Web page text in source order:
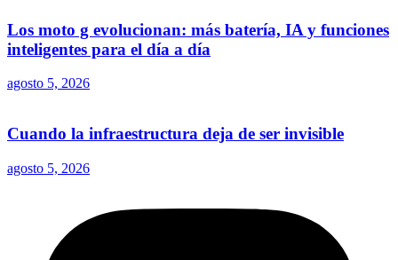
Los moto g evolucionan: más batería, IA y funciones
inteligentes para el día a día
agosto 5, 2026
Cuando la infraestructura deja de ser invisible
agosto 5, 2026